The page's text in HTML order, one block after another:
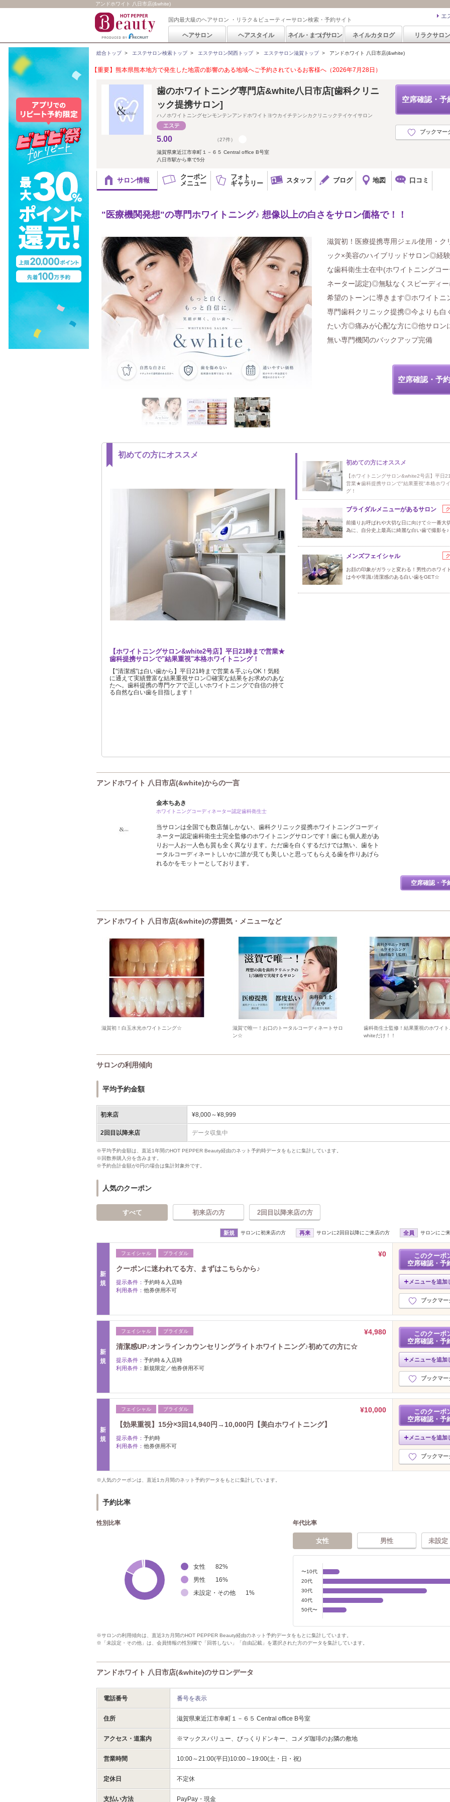
アンドホワイト 八日市店(&white)
国内最大級のヘアサロン ・リラク＆ビューティーサロン検索・予約サイト エ
ヘアサロン ヘアスタイル ネイル・まつげサロン ネイルカタログ リラクサロン
総合トップ> エステサロン検索トップ> エステサロン関西トップ> エステサロン滋賀トップ> アンドホワイト 八日市店(&white)
【重要】熊本県熊本地方で発生した地震の影響のある地域へご予約されているお客様へ（2026年7月28日）
空席確認・予
ブックマー
歯のホワイトニング専門店&white八日市店[歯科クリニ
ック提携サロン]
ハノホワイトニングセンモンテンアンドホワイトヨウカイチテンシカクリニックテイケイサロン
5.00 （27件）
滋賀県東近江市幸町１－６５ Central office B号室
八日市駅から車で5分
サロン情報
クーポン
メニュー
フォト
ギャラリー
スタッフ ブログ 地図 口コミ
"医療機関発想"の専門ホワイトニング♪ 想像以上の白さをサロン価格で！！
滋賀初！医療提携専用ジェル使用・ク
ック×美容のハイブリッドサロン◎経
な歯科衛生士在中(ホワイトニングコ
ネーター認定)◎無駄なくスピーディ
希望のトーンに導きます◎ホワイトニ
専門歯科クリニック提携◎今よりも白
たい方◎痛みが心配な方に◎他サロン
無い専門機関のバックアップ完備
空席確認・予
初めての方にオススメ
【ホワイトニングサロン&white2号店】平日21時まで営業★
歯科提携サロンで"結果重視"本格ホワイトニング！
【"清潔感"は白い歯から】平日21時まで営業＆手ぶらOK！気軽
に通えて実績豊富な結果重視サロン◎確実な結果をお求めのあな
たへ。歯科提携の専門ケアで正しいホワイトニングで自信の持て
る自然な白い歯を目指します！
初めての方にオススメ
【ホワイトニングサロン&white2号店】平日
営業★歯科提携サロンで"結果重視"本格ホワ
グ！
ブライダルメニューがあるサロン
前撮りお呼ばれや大切な日に向けて☆一番大
為に、自分史上最高に綺麗な白い歯で撮影を♪
メンズフェイシャル
お顔の印象がガラッと変わる！男性のホワイ
は今や常識♪清潔感のある白い歯をGET☆
アンドホワイト 八日市店(&white)からの一言
金本ちあき
ホワイトニングコーディネーター認定歯科衛生士
当サロンは全国でも数店舗しかない、歯科クリニック提携ホワイトニングコーディ
ネーター認定歯科衛生士完全監修のホワイトニングサロンです！歯にも個人差があ
りお一人お一人色も質も全く異なります。ただ歯を白くするだけでは無い、歯をト
ータルコーディネートしいかに誰が見ても美しいと思ってもらえる歯を作りあげら
れるかをモットーとしております。
空席確認・予
アンドホワイト 八日市店(&white)の雰囲気・メニューなど
滋賀初！白玉水光ホワイトニング☆
滋賀で唯一！お口のトータルコーディネートサロ
ン☆
歯科衛生士監修！結果重視のホワイ
whiteだけ！！
サロンの利用傾向
平均予約金額
初来店 ¥8,000～¥8,999
2回目以降来店 データ収集中
※平均予約金額は、直近1年間のHOT PEPPER Beauty経由のネット予約時データをもとに集計しています。
※回数券購入分を含みます。
※予約合計金額が0円の場合は集計対象外です。
人気のクーポン
すべて 初来店の方 2回目以降来店の方
新規 サロンに初来店の方 再来 サロンに2回目以降にご来店の方 全員 サロンにご
新
規
フェイシャル ブライダル
¥0
クーポンに迷われてる方、まずはこちらから♪
提示条件： 予約時＆入店時
利用条件： 他券併用不可
このクーポ
空席確認・予
メニューを追加
ブックマー
新
規
フェイシャル ブライダル
¥4,980
清潔感UP♪オンラインカウンセリングライトホワイトニング♪初めての方に☆
提示条件： 予約時＆入店時
利用条件： 新規限定／他券併用不可
このクーポ
空席確認・予
メニューを追加
ブックマー
新
規
フェイシャル ブライダル
¥10,000
【効果重視】15分×3回14,940円→10,000円【美白ホワイトニング】
提示条件： 予約時
利用条件： 他券併用不可
このクーポ
空席確認・予
メニューを追加
ブックマー
※人気のクーポンは、直近1カ月間のネット予約データをもとに集計しています。
予約比率
性別比率
女性 82%
男性
16%
未設定・その他
1 %
年代比率
女性 男性 未設定
〜10代
20代
30代
40代
50代〜
※サロンの利用傾向は、直近3カ月間のHOT PEPPER Beauty経由のネット予約データをもとに集計しています。
※「未設定・その他」は、会員情報の性別欄で「回答しない」「自由記載」を選択された方のデータを集計しています。
アンドホワイト 八日市店(&white)のサロンデータ
電話番号 番号を表示
住所 滋賀県東近江市幸町１－６５ Central office B号室
アクセス・道案内 ※マックスバリュー、びっくりドンキー、コメダ珈琲のお隣の敷地
営業時間 10:00～21:00(平日)10:00～19:00(土・日・祝)
定休日 不定休
支払い方法 PayPay・現金